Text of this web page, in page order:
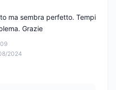
2024
ma sembra perfetto. Tempi
Grazie